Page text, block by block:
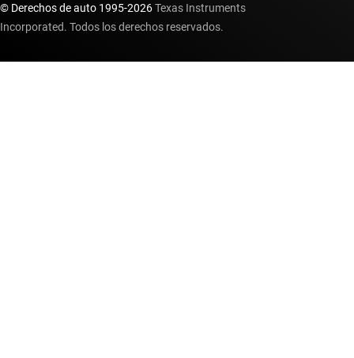
© Derechos de auto 1995-2026Texas Instruments
Incorporated. Todos los derechos reservados.